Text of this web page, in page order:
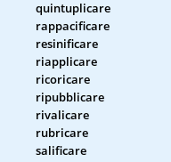
quintuplicare
rappacificare
resinificare
riapplicare
ricoricare
ripubblicare
rivalicare
rubricare
salificare